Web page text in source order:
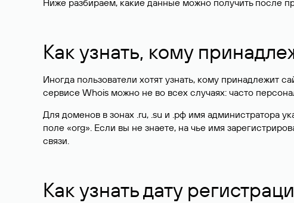
Ниже разбираем, какие данные можно получить после
Как узнать, кому
Иногда пользователи хотят узнать, кому принадлежит
сервисе Whois можно не во всех случаях: часто
Для доменов в зонах .ru, .su и .рф имя администратора
поле «org». Если вы не знаете, на чье имя
связи.
Как узнать дату